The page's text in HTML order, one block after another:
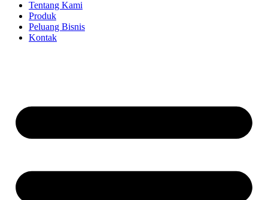
Tentang Kami
Produk
Peluang Bisnis
Kontak